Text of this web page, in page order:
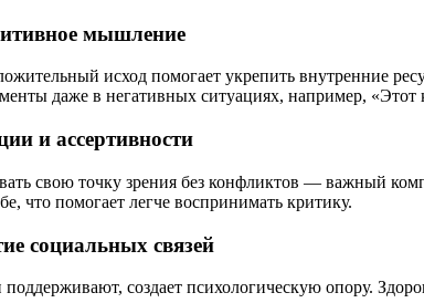
мышление
исход помогает укрепить внутренние
даже в негативных ситуациях, например,
и ассертивности
свою точку зрения без конфликтов — важный
что помогает легче воспринимать критику.
социальных связей
создает психологическую опору.